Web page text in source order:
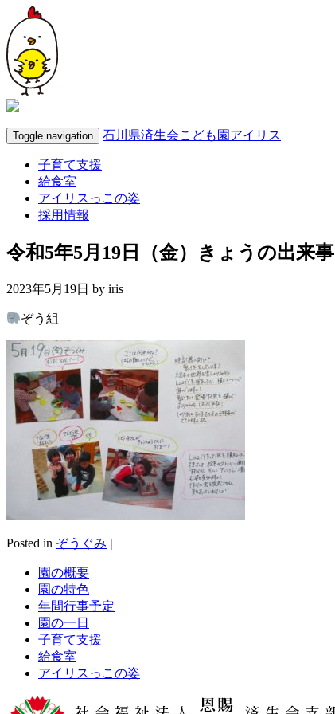
Toggle navigation 石川県済生会こども園アイリス
子育て支援
給食室
アイリスっこの姿
採用情報
令和5年5月19日（金）きょうの出来事
2023年5月19日 by iris
ぞう組
Posted in ぞうぐみ |
園の概要
園の特色
年間行事予定
園の一日
子育て支援
給食室
アイリスっこの姿